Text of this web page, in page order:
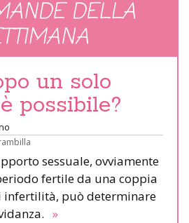
DELLA
un solo
possibile?
sessuale, ovviamente
fertile da una coppia
infertilità, può determinare
»